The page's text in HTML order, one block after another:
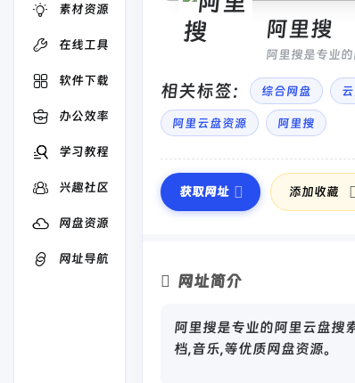
素材资源
在线工具
软件下载
办公效率
学习教程
兴趣社区
网盘资源
网址导航
阿里搜
阿里搜是专业
相关标签： 综合网盘
阿里云盘资源 阿里搜
获取网址 添加收藏
网址简介
阿里搜是专业的阿里云盘搜
档,音乐,等优质网盘资源。